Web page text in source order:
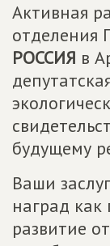
Активная
отделения
РОССИЯ в
будущему
Ваши
наград
развитие